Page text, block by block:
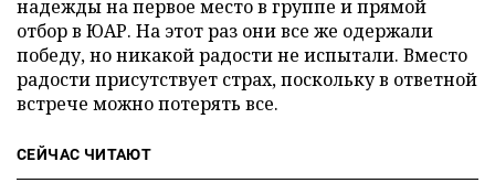
надежды на первое место в группе и прямой
отбор в ЮАР. На этот раз они все же одержали
победу, но никакой радости не испытали. Вместо
радости присутствует страх, поскольку в ответной
встрече можно потерять все.
СЕЙЧАС ЧИТАЮТ